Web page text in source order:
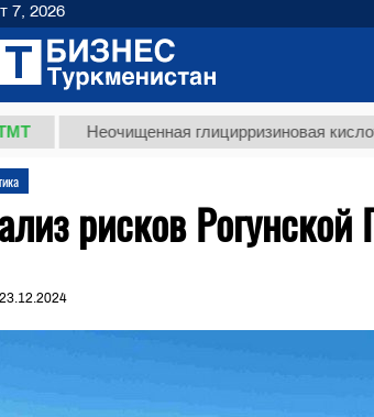
Неочищенная глицирризиновая кислота
рисков
23.12.2024
7, 2026